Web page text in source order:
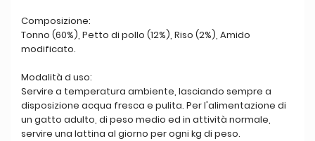
Composizione:
Tonno (60%), Petto di pollo (12%), Riso (2%), Amido
modificato.
Modalità d uso:
Servire a temperatura ambiente, lasciando sempre a
disposizione acqua fresca e pulita. Per l'alimentazione di
un gatto adulto, di peso medio ed in attività normale,
servire una lattina al giorno per ogni kg di peso.